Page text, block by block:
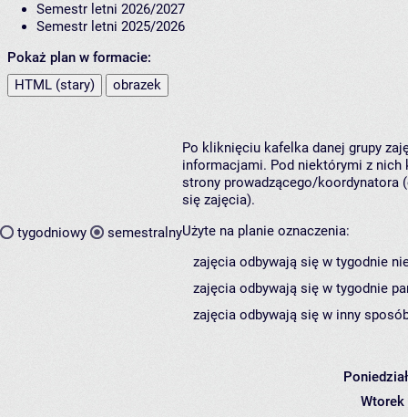
Semestr letni 2026/2027
Semestr letni 2025/2026
Pokaż plan w formacie:
HTML (stary)
obrazek
tygodniowy semestralny
Po kliknięciu kafelka danej grupy
informacjami. Pod niektórymi z nich
strony prowadzącego/koordynatora
się zajęcia).
Użyte na planie oznaczenia:
zajęcia odbywają się w tygodnie
zajęcia odbywają się w tygodnie
zajęcia odbywają się w inny
Wtorek